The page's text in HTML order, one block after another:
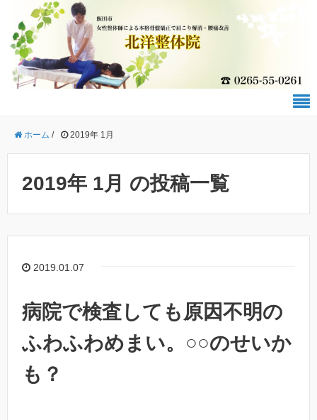
ホーム / 2019年 1月
2019年 1月 の投稿一覧
2019.01.07
病院で検査しても原因不明の
ふわふわめまい。○○のせいか
も？